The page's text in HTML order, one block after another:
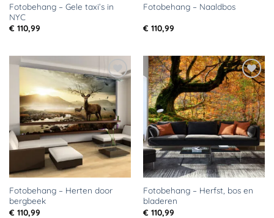
Fotobehang – Gele taxi’s in
NYC
€ 110,99
Fotobehang – Naaldbos
€ 110,99
Toevoegen
aan
verlanglijst
Fotobehang – Herten door
bergbeek
€ 110,99
Toevoegen
aan
verlanglijst
Fotobehang – Herfst, bos en
bladeren
€ 110,99